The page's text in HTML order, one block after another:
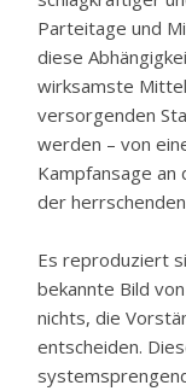
Parteitage und
diese
wirksamste
versorgenden
werden – von
Kampfansage
der
Es reproduziert
bekannte Bild
nichts, die
entscheiden.